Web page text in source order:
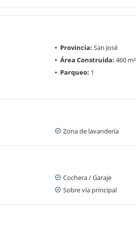
Provincia: San José
Área Construida: 460 m²
Parqueo: 1
Zona de lavandería
Cochera / Garaje
Sobre vía principal